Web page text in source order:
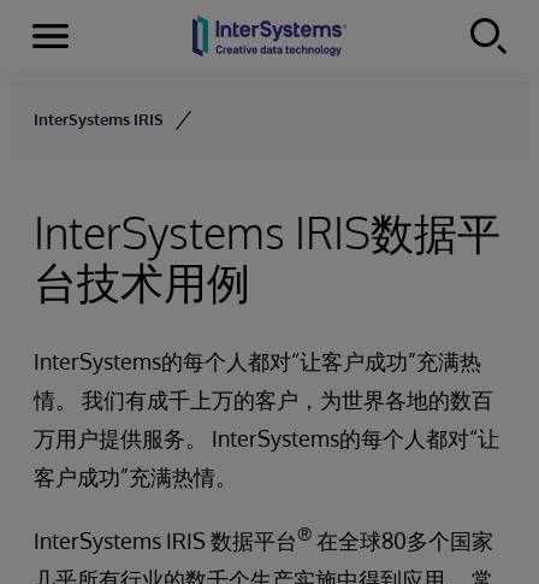
Skip to content
Menu
InterSystems IRIS
InterSystems IRIS数据平
台技术用例
InterSystems的每个人都对“让客户成功”充满热
情。 我们有成千上万的客户，为世界各地的数百
万用户提供服务。 InterSystems的每个人都对“让
客户成功”充满热情。
InterSystems IRIS 数据平台® 在全球80多个国家